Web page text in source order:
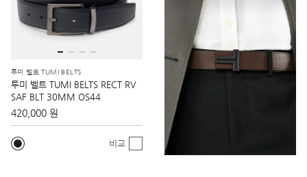
투미 벨트 TUMI BELTS
투미 벨트 TUMI BELTS RECT RV
SAF BLT 30MM OS44
420,000 원
비교